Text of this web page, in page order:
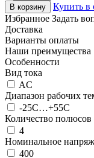
В корзину
Купить в
Избранное Задать
Доставка
Варианты оплаты
Наши преимущества
Особенности
Вид тока
AC
Диапазон рабочих
-25C…+55C
Количество полюсов
4
Номинальное
400